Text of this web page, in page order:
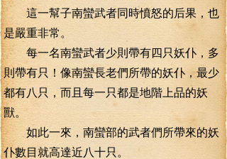
這一幫子南蠻武者同時憤怒的后果，也
是嚴重非常。
每一名南蠻武者少則帶有四只妖仆，多
則帶有只！像南蠻長老們所帶的妖仆，最少
都有八只，而且每一只都是地階上品的妖
獸。
如此一來，南蠻部的武者們所帶來的妖
仆數目就高達近八十只。